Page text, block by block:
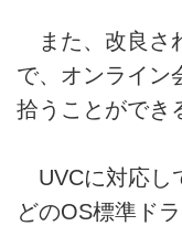
また、改良さ
で、オンライン
拾うことができ
UVCに対応し
どのOS標準ド